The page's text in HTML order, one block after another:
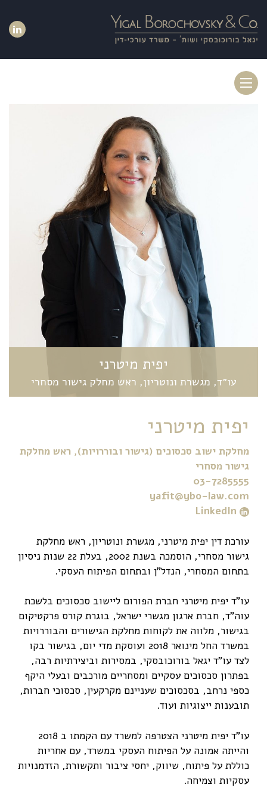
Toggle
navigation
יפית מיטרני
עו״ד, מגשרת ונוטריון, ראש מחלק גישור מסחרי
יפית מיטרני
מחלקת ישוב סכסוכים (גישור ובוררויות), ראש מחלקת
גישור מסחרי
03-7285555
yafit@ybo-law.com
עורכת דין יפית מיטרני, מגשרת ונוטריון, ראש מחלקת
גישור מסחרי, הוסמכה בשנת 2002, בעלת 22 שנות ניסיון
בתחום המסחרי, הנדל"ן ובתחום הפיתוח העסקי.
עו"ד יפית מיטרני חברת הפורום ליישוב סכסוכים בלשכת
עוה"ד, חברת ארגון מגשרי ישראל, בוגרת קורס פרקטיקום
בגישור, מלווה את לקוחות מחלקת הגישורים והבוררויות
במשרד החל מינואר 2018 ועוסקת מדי יום, בגישור בקו
לצד עו"ד יגאל בורוכובסקי, במסירות וביצירתיות רבה,
בפתרון סכסוכים עסקיים ומסחריים מורכבים ובעלי היקף
כספי נרחב, בסכסוכים שעניינם מקרקעין, סכסוכי חברות,
תובענות ייצוגיות ועוד.
עו"ד יפית מיטרני הצטרפה למשרד עם הקמתו ב 2018
והייתה אמונה על הפיתוח העסקי במשרד, עם אחריות
כוללת על פיתוח, שיווק, יחסי ציבור ותקשורת, הזדמנויות
עסקיות וצמיחה.